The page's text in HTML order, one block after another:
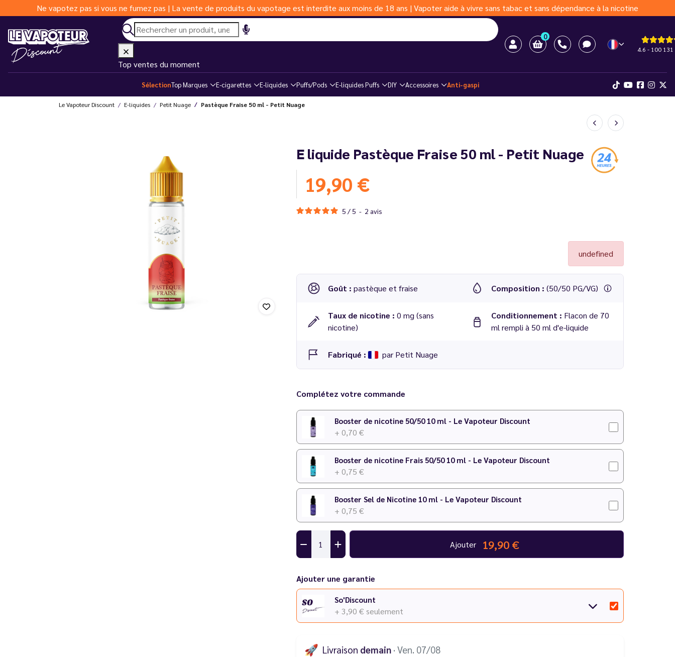
Ne vapotez pas si vous ne fumez pas | La vente de produits du vapotage est interdite aux moins de 18 ans | Vapoter aide à vivre sans tabac et sans dépendance à la nicotine
0
4.6 - 100 131
Top ventes du moment
SélectionTop Marques E-cigarettes E-liquides Puffs/Pods E-liquides Puffs DIY Accessoires Anti-gaspi
Le Vapoteur Discount E-liquides Petit Nuage Pastèque Fraise 50 ml - Petit Nuage
E liquide Pastèque Fraise 50 ml - Petit Nuage
19,90 €
5 / 5 - 2 avis
undefined
Goût : pastèque et fraise Composition : (50/50 PG/VG)
Taux de nicotine : 0 mg (sans
nicotine)
Conditionnement : Flacon de 70
ml rempli à 50 ml d'e-liquide
Fabriqué : par Petit Nuage
les recettes restent les mêmes !
Complétez votre commande
Booster de nicotine 50/50 10 ml - Le Vapoteur Discount
+ 0,70 €
Booster de nicotine Frais 50/50 10 ml - Le Vapoteur Discount
+ 0,75 €
Booster Sel de Nicotine 10 ml - Le Vapoteur Discount
+ 0,75 €
Ajouter 19,90 €
Ajouter une garantie
So'Discount
+ 3,90 € seulement
🚀 Livraison demain · Ven. 07/08